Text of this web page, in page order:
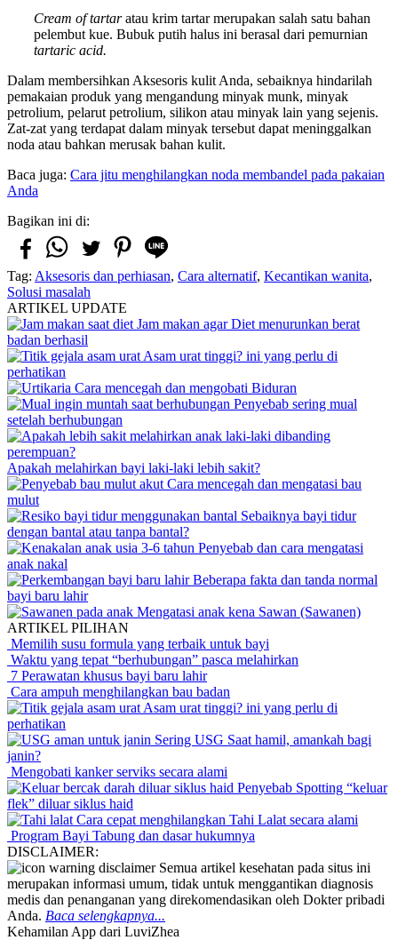
Cream of tartaratau krim tartar merupakan salah satu bahan
pelembut kue. Bubuk putih halus ini berasal dari pemurnian
tartaric acid.
Dalam membersihkan Aksesoris kulit Anda, sebaiknya hindarilah
pemakaian produk yang mengandung minyak munk, minyak
petrolium, pelarut petrolium, silikon atau minyak lain yang sejenis.
Zat-zat yang terdapat dalam minyak tersebut dapat meninggalkan
noda atau bahkan merusak bahan kulit.
Baca juga: Cara jitu menghilangkan noda membandel pada pakaian
Anda
Bagikan ini di:
Tag: Aksesoris dan perhiasan, Cara alternatif, Kecantikan wanita,
Solusi masalah
ARTIKEL UPDATE
Jam makan agar Diet menurunkan berat
badan berhasil
Asam urat tinggi? ini yang perlu di
perhatikan
Cara mencegah dan mengobati Biduran
Penyebab sering mual
setelah berhubungan
Apakah melahirkan bayi laki-laki lebih sakit?
Cara mencegah dan mengatasi bau
mulut
Sebaiknya bayi tidur
dengan bantal atau tanpa bantal?
Penyebab dan cara mengatasi
anak nakal
Beberapa fakta dan tanda normal
bayi baru lahir
Mengatasi anak kena Sawan (Sawanen)
ARTIKEL PILIHAN
Memilih susu formula yang terbaik untuk bayi
Waktu yang tepat “berhubungan” pasca melahirkan
7 Perawatan khusus bayi baru lahir
Cara ampuh menghilangkan bau badan
Asam urat tinggi? ini yang perlu di
perhatikan
Sering USG Saat hamil, amankah bagi
janin?
Mengobati kanker serviks secara alami
Penyebab Spotting “keluar
flek” diluar siklus haid
Cara cepat menghilangkan Tahi Lalat secara alami
Program Bayi Tabung dan dasar hukumnya
DISCLAIMER:
Semua artikel kesehatan pada situs ini
merupakan informasi umum, tidak untuk menggantikan diagnosis
medis dan penanganan yang direkomendasikan oleh Dokter pribadi
Anda. Baca selengkapnya...
Kehamilan App dari LuviZhea